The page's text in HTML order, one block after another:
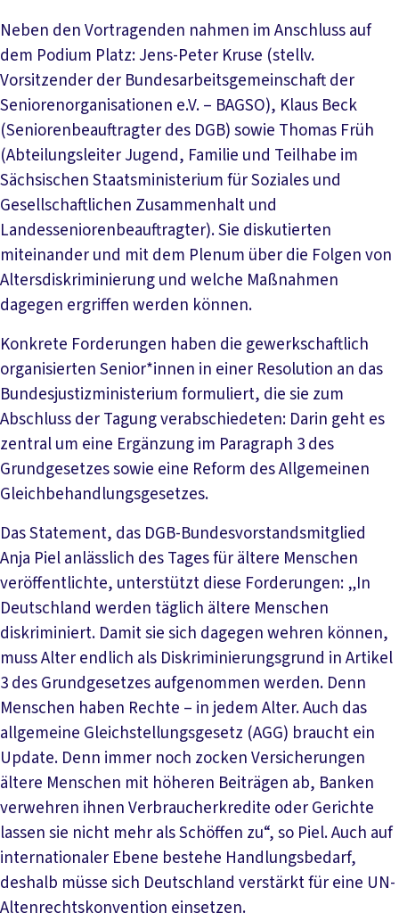
Neben den Vortragenden nahmen im Anschluss auf
dem Podium Platz: Jens-Peter Kruse (stellv.
Vorsitzender der Bundesarbeitsgemeinschaft der
Seniorenorganisationen e.V. – BAGSO), Klaus Beck
(Seniorenbeauftragter des DGB) sowie Thomas Früh
(Abteilungsleiter Jugend, Familie und Teilhabe im
Sächsischen Staatsministerium für Soziales und
Gesellschaftlichen Zusammenhalt und
Landesseniorenbeauftragter). Sie diskutierten
miteinander und mit dem Plenum über die Folgen von
Altersdiskriminierung und welche Maßnahmen
dagegen ergriffen werden können.
Konkrete Forderungen haben die gewerkschaftlich
organisierten Senior*innen in einer Resolution an das
Bundesjustizministerium formuliert, die sie zum
Abschluss der Tagung verabschiedeten: Darin geht es
zentral um eine Ergänzung im Paragraph 3 des
Grundgesetzes sowie eine Reform des Allgemeinen
Gleichbehandlungsgesetzes.
Das Statement, das DGB-Bundesvorstandsmitglied
Anja Piel anlässlich des Tages für ältere Menschen
veröffentlichte, unterstützt diese Forderungen: „In
Deutschland werden täglich ältere Menschen
diskriminiert. Damit sie sich dagegen wehren können,
muss Alter endlich als Diskriminierungsgrund in Artikel
3 des Grundgesetzes aufgenommen werden. Denn
Menschen haben Rechte – in jedem Alter. Auch das
allgemeine Gleichstellungsgesetz (AGG) braucht ein
Update. Denn immer noch zocken Versicherungen
ältere Menschen mit höheren Beiträgen ab, Banken
verwehren ihnen Verbraucherkredite oder Gerichte
lassen sie nicht mehr als Schöffen zu“, so Piel. Auch auf
internationaler Ebene bestehe Handlungsbedarf,
deshalb müsse sich Deutschland verstärkt für eine UN-
Altenrechtskonvention einsetzen.